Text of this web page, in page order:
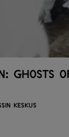
Ghosts
keskus